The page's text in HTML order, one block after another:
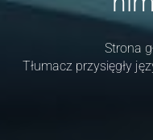
Strona
Tłumacz przysięgły